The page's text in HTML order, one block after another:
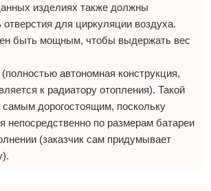
изделиях также должны
отверстия для циркуляции воздуха.
быть мощным, чтобы выдержать вес
автономная конструкция,
к радиатору отопления). Такой
самым дорогостоящим, поскольку
непосредственно по размерам батареи
(заказчик сам придумывает